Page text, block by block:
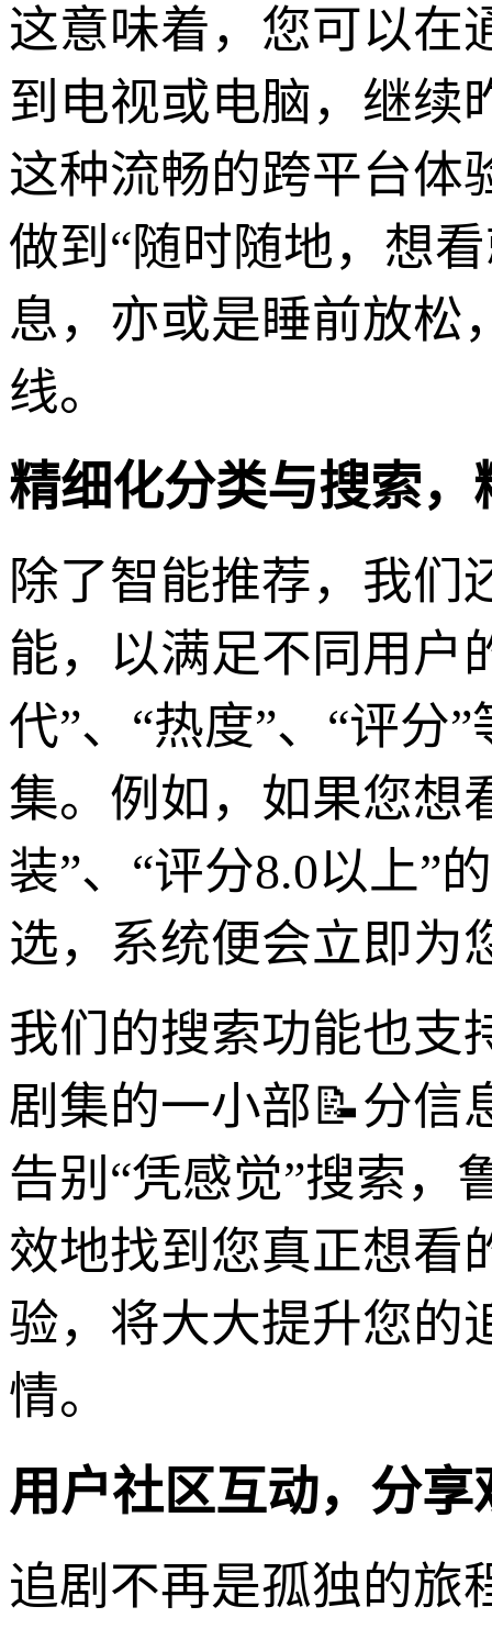
这意味着，您可以在
到电视或电脑，继续
这种流畅的跨平台体
做到“随时随地，想
息，亦或是睡前放松
线。
精细化分类与搜索
除了智能推荐，我们
能，以满足不同用户
代”、“热度”、“评分
集。例如，如果您想
装”、“评分8.0以上”
选，系统便会立即为
我们的搜索功能也支
剧集的一小部📝分信
告别“凭感觉”搜索，
效地找到您真正想看
验，将大大提升您的
情。
用户社区互动，分
追剧不再是孤独的旅